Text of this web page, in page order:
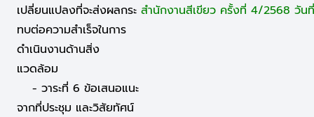
เปลี่ยนแปลงที่จะส่งผลกระ
ทบต่อความสำเร็จในการ
ดำเนินงานด้านสิ่ง
แวดล้อม
- วาระที่ 6 ข้อเสนอแนะ
จากที่ประชุม และวิสัยทัศน์
สำนักงานสีเขียว ครั้งที่ 4/2568 วั